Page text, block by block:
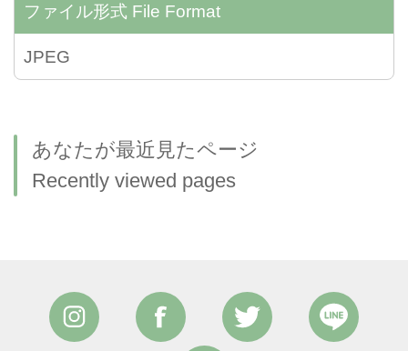
ファイル形式 File Format
JPEG
あなたが最近見たページ
Recently viewed pages